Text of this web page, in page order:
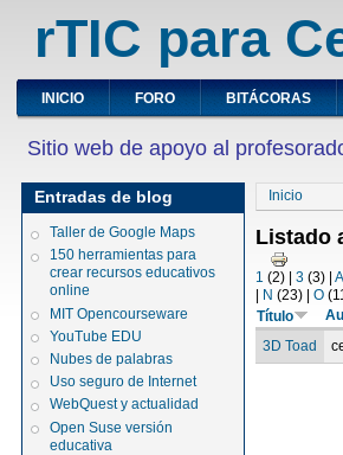
rTIC para
INICIO FORO BITÁCORAS
Sitio web de apoyo al
Entradas de blog
Taller de Google Maps
150 herramientas para
crear recursos educativos
online
MIT Opencourseware
YouTube EDU
Nubes de palabras
Uso seguro de Internet
WebQuest y actualidad
Open Suse versión
educativa
Inicio
Listado
1 (2) |3 (3) |A
N (23) |O
Título
3D Toad